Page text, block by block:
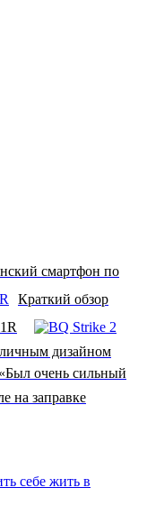
смартфон по
Краткий обзор
дизайном
«Был очень сильный
на заправке
себе жить в